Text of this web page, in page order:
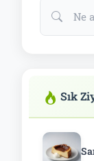
Sık